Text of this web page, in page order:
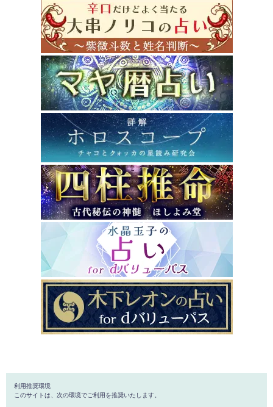
利用推奨環境
このサイトは、次の環境でご利用を推奨いたします。